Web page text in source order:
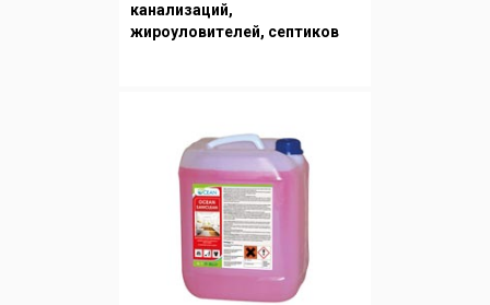
канализаций,
жироуловителей, септиков